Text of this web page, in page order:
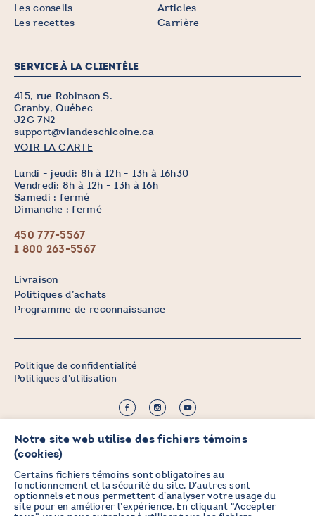
Les conseils
Les recettes
Articles
Carrière
SERVICE À LA CLIENTÈLE
415, rue Robinson S.
Granby, Québec
J2G 7N2
support@viandeschicoine.ca
VOIR LA CARTE
Lundi - jeudi: 8h à 12h - 13h à 16h30
Vendredi: 8h à 12h - 13h à 16h
Samedi : fermé
Dimanche : fermé
450 777-5567
1 800 263-5567
Livraison
Politiques d’achats
Programme de reconnaissance
Crédit :Zen Branding, Design & Com.
Politique de confidentialité
Politiques d’utilisation
PRENEZ DES NOUVELLES EN
Notre site web utilise des fichiers témoins
(cookies)
Certains fichiers témoins sont obligatoires au
fonctionnement et la sécurité du site. D’autres sont
optionnels et nous permettent d’analyser votre usage du
site pour en améliorer l’expérience. En cliquant “Accepter